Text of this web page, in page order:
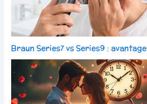
Braun Series7 vs Series9 :